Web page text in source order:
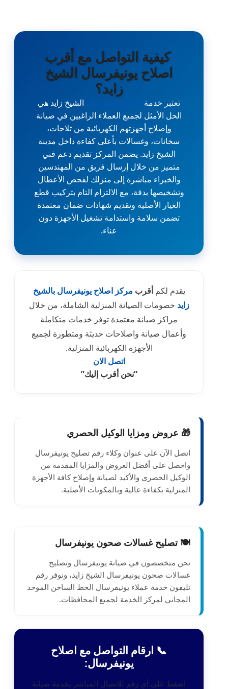
كيفية التواصل مع أقرب
اصلاح يونيفرسال الشيخ
زايد؟
تعتبر خدمة اصلاح يونيفرسال الشيخ زايد هي
الحل الأمثل لجميع العملاء الراغبين في صيانة
وإصلاح أجهزتهم الكهربائية من ثلاجات،
سخانات، وغسالات بأعلى كفاءة داخل مدينة
الشيخ زايد. يضمن المركز تقديم دعم فني
متميز من خلال إرسال فريق من المهندسين
والخبراء مباشرة إلى منزلك لفحص الأعطال
وتشخيصها بدقة، مع الالتزام التام بتركيب قطع
الغيار الأصلية وتقديم شهادات ضمان معتمدة
تضمن سلامة واستدامة تشغيل الأجهزة دون
عناء.
يقدم لكمأقرب مركز اصلاح يونيفرسال بالشيخ
زايد خصومات الصيانة المنزلية الشاملة، من خلال
مراكز صيانة معتمدة توفر خدمات متكاملة
وأعمال صيانة واصلاحات حديثة ومتطورة لجميع
الأجهزة الكهربائية المنزلية.
اتصل الان
“نحن أقرب إليك”
🎁 عروض ومزايا الوكيل الحصري
اتصل الآن على عنوان وكلاء رقم تصليح يونيفرسال
واحصل على أفضل العروض والمزايا المقدمة من
الوكيل الحصري والأكيد لصيانة وإصلاح كافة الأجهزة
المنزلية بكفاءة عالية وبالمكونات الأصلية.
🍽️ تصليح غسالات صحون يونيفرسال
نحن متخصصون في صيانة يونيفرسال وتصليح
غسالات صحون يونيفرسال الشيخ زايد، ونوفر رقم
تليفون خدمة عملاء يونيفرسال الخط الساخن الموحد
المجاني لمركز الخدمة لجميع المحافظات.
📞 ارقام التواصل مع اصلاح
يونيفرسال:
اضغط على أي رقم للاتصال المباشر بخدمة صيانة